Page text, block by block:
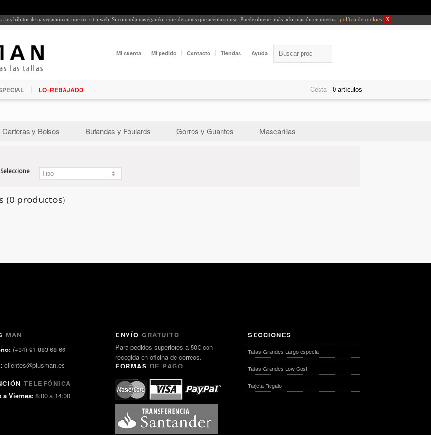
hábitos de navegación en nuestro sitio web. Si continúa navegando, consideramos que acepta su uso. Puede obtener más información en nuestra política de cookies X
Mi cuenta Mi pedido Contacto Tiendas Ayuda
LO+REBAJADO Cesta -
Carteras y Bolsos Bufandas y Foulards Gorros y Guantes Mascarillas
Seleccione
(0 productos)
MAN
(+34) 91 883 68 66
clientes@plusman.es
TELEFÓNICA
a Viernes: 8:00 a 14:00
ENVÍO GRATUITO
Para pedidos superiores a 50€ con
recogida en oficina de correos.
FORMAS DE PAGO
SECCIONES
Tallas Grandes Largo especial
Tallas Grandes Low Cost
Tarjeta Regalo